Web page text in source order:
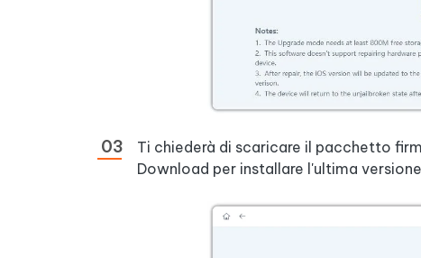
Ti chiederà di scaricare il pacchetto
Download per installare l'ultima